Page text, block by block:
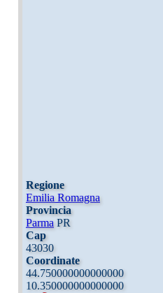
Regione
Emilia Romagna
Provincia
ParmaPR
Cap
43030
Coordinate
44.750000000000000
10.350000000000000